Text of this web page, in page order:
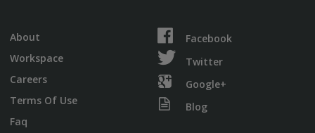
About
Workspace
Careers
Terms Of Use
Faq
Facebook
Twitter
Google+
Blog